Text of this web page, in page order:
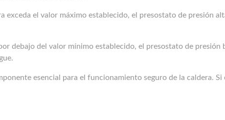
exceda el valor máximo establecido, el presostato de presión
debajo del valor mínimo establecido, el presostato de
esencial para el funcionamiento seguro de la caldera.